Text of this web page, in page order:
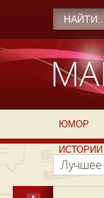
ЮМОР
ИСТОРИИ
Лучшее